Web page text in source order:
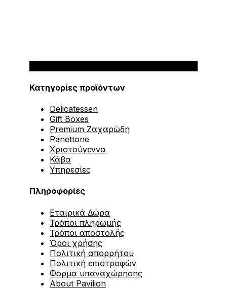
Κατηγορίες προϊόντων
Delicatessen
Gift Boxes
Premium Ζαχαρώδη
Panettone
Χριστούγεννα
Κάβα
Υπηρεσίες
Πληροφορίες
Εταιρικά Δώρα
Τρόποι πληρωμής
Τρόποι αποστολής
Όροι χρήσης
Πολιτική απορρήτου
Πολιτική επιστροφών
Φόρμα υπαναχώρησης
About Pavilion